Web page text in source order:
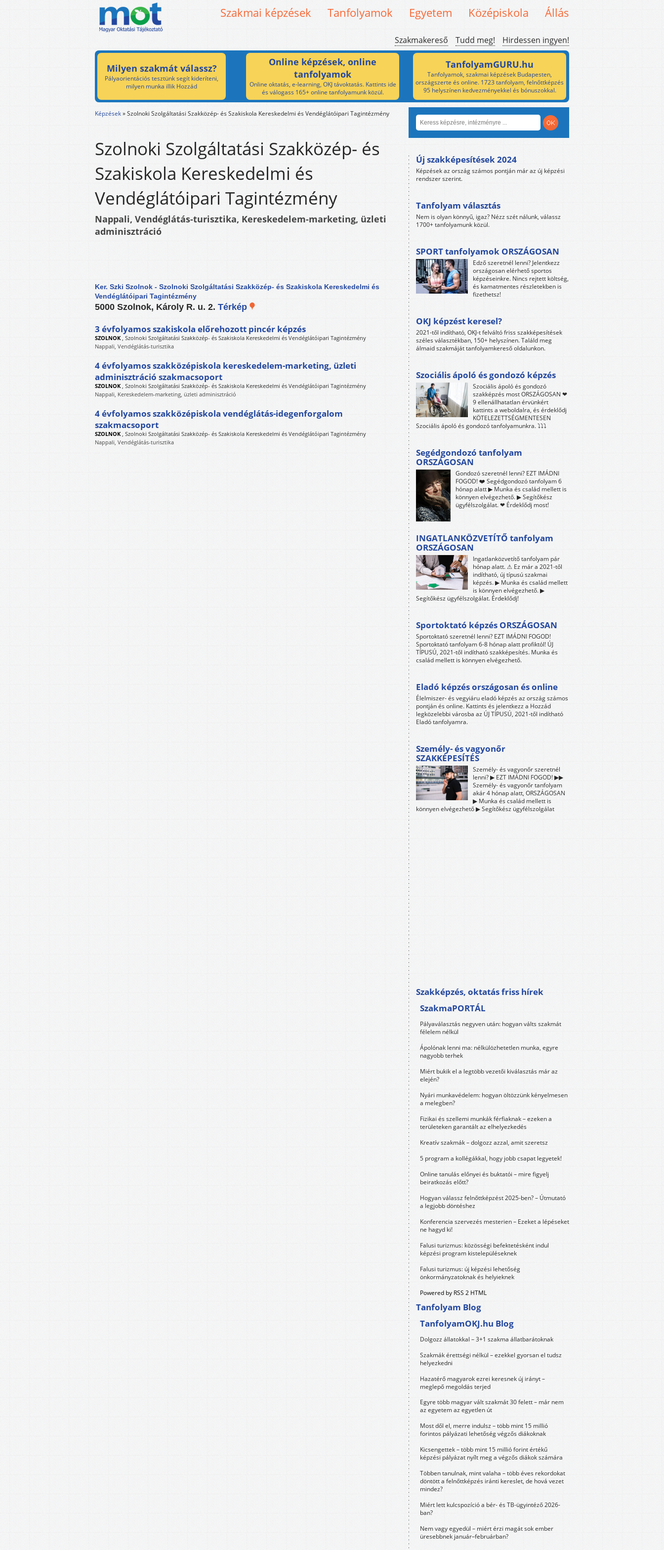
Szakmai képzések Tanfolyamok Egyetem Középiskola Állás
Szakmakereső Tudd meg! Hirdessen ingyen!
Milyen szakmát válassz?
Pályaorientációs tesztünk segít kideríteni,
milyen munka illik Hozzád
Online képzések, online
tanfolyamok
Online oktatás, e-learning, OKJ távoktatás. Kattints ide
és válogass 165+ online tanfolyamunk közül.
TanfolyamGURU.hu
Tanfolyamok, szakmai képzések Budapesten,
országszerte és online. 1723 tanfolyam, felnőttképzés
95 helyszínen kedvezményekkel és bónuszokkal.
Képzések»Szolnoki Szolgáltatási Szakközép- és Szakiskola Kereskedelmi és Vendéglátóipari Tagintézmény
Szolnoki Szolgáltatási Szakközép- és
Szakiskola Kereskedelmi és
Vendéglátóipari Tagintézmény
Nappali, Vendéglátás-turisztika, Kereskedelem-marketing, üzleti
adminisztráció
Ker. Szki Szolnok - Szolnoki Szolgáltatási Szakközép- és Szakiskola Kereskedelmi és
Vendéglátóipari Tagintézmény
5000 Szolnok, Károly R. u. 2. Térkép
3 évfolyamos szakiskola előrehozott pincér képzés
SZOLNOK Szolnoki Szolgáltatási Szakközép- és Szakiskola Kereskedelmi és Vendéglátóipari Tagintézmény
Nappali, Vendéglátás-turisztika
4 évfolyamos szakközépiskola kereskedelem-marketing, üzleti
adminisztráció szakmacsoport
SZOLNOK Szolnoki Szolgáltatási Szakközép- és Szakiskola Kereskedelmi és Vendéglátóipari Tagintézmény
Nappali, Kereskedelem-marketing, üzleti adminisztráció
4 évfolyamos szakközépiskola vendéglátás-idegenforgalom
szakmacsoport
SZOLNOK Szolnoki Szolgáltatási Szakközép- és Szakiskola Kereskedelmi és Vendéglátóipari Tagintézmény
Nappali, Vendéglátás-turisztika
Új szakképesítések 2024
Képzések az ország számos pontján már az új képzési
rendszer szerint.
Tanfolyam választás
Nem is olyan könnyű, igaz? Nézz szét nálunk, válassz
1700+ tanfolyamunk közül.
SPORT tanfolyamok ORSZÁGOSAN
Edző szeretnél lenni? Jelentkezz
országosan elérhető sportos
képzéseinkre. Nincs rejtett költség,
és kamatmentes részletekben is
fizethetsz!
OKJ képzést keresel?
2021-től indítható, OKJ-t felváltó friss szakképesítések
széles választékban, 150+ helyszínen. Találd meg
álmaid szakmáját tanfolyamkereső oldalunkon.
Szociális ápoló és gondozó képzés
Szociális ápoló és gondozó
szakképzés most ORSZÁGOSAN ❤
9 ellenállhatatlan érvünkért
kattints a weboldalra, és érdeklődj
KÖTELEZETTSÉGMENTESEN
Szociális ápoló és gondozó tanfolyamunkra. ⤵⤵⤵
Segédgondozó tanfolyam
ORSZÁGOSAN
Gondozó szeretnél lenni? EZT IMÁDNI
FOGOD! ❤️ Segédgondozó tanfolyam 6
hónap alatt ▶ Munka és család mellett is
könnyen elvégezhető. ▶ Segítőkész
ügyfélszolgálat. ❤ Érdeklődj most!
INGATLANKÖZVETÍTŐ tanfolyam
ORSZÁGOSAN
Ingatlanközvetítő tanfolyam pár
hónap alatt. ⚠ Ez már a 2021-től
indítható, új típusú szakmai
képzés. ▶ Munka és család mellett
is könnyen elvégezhető. ▶
Segítőkész ügyfélszolgálat. Érdeklődj!
Sportoktató képzés ORSZÁGOSAN
Sportoktató szeretnél lenni? EZT IMÁDNI FOGOD!
Sportoktató tanfolyam 6-8 hónap alatt profiktól! ÚJ
TÍPUSÚ, 2021-től indítható szakképesítés. Munka és
család mellett is könnyen elvégezhető.
Eladó képzés országosan és online
Élelmiszer- és vegyiáru eladó képzés az ország számos
pontján és online. Kattints és jelentkezz a Hozzád
legközelebbi városba az ÚJ TÍPUSÚ, 2021-től indítható
Eladó tanfolyamra.
Személy- és vagyonőr
SZAKKÉPESÍTÉS
Személy- és vagyonőr szeretnél
lenni? ▶ EZT IMÁDNI FOGOD! ▶▶
Személy- és vagyonőr tanfolyam
akár 4 hónap alatt, ORSZÁGOSAN
▶ Munka és család mellett is
könnyen elvégezhető ▶ Segítőkész ügyfélszolgálat
Szakképzés, oktatás friss hírek
SzakmaPORTÁL
Pályaválasztás negyven után: hogyan válts szakmát
félelem nélkül
Ápolónak lenni ma: nélkülözhetetlen munka, egyre
nagyobb terhek
Miért bukik el a legtöbb vezetői kiválasztás már az
elején?
Nyári munkavédelem: hogyan öltözzünk kényelmesen
a melegben?
Fizikai és szellemi munkák férfiaknak – ezeken a
területeken garantált az elhelyezkedés
Kreatív szakmák – dolgozz azzal, amit szeretsz
5 program a kollégákkal, hogy jobb csapat legyetek!
Online tanulás előnyei és buktatói – mire figyelj
beiratkozás előtt?
Hogyan válassz felnőttképzést 2025-ben? – Útmutató
a legjobb döntéshez
Konferencia szervezés mesterien – Ezeket a lépéseket
ne hagyd ki!
Falusi turizmus: közösségi befektetésként indul
képzési program kistelepüléseknek
Falusi turizmus: új képzési lehetőség
önkormányzatoknak és helyieknek
Powered by RSS 2 HTML
Tanfolyam Blog
TanfolyamOKJ.hu Blog
Dolgozz állatokkal – 3+1 szakma állatbarátoknak
Szakmák érettségi nélkül – ezekkel gyorsan el tudsz
helyezkedni
Hazatérő magyarok ezrei keresnek új irányt –
meglepő megoldás terjed
Egyre több magyar vált szakmát 30 felett – már nem
az egyetem az egyetlen út
Most dől el, merre indulsz – több mint 15 millió
forintos pályázati lehetőség végzős diákoknak
Kicsengettek – több mint 15 millió forint értékű
képzési pályázat nyílt meg a végzős diákok számára
Többen tanulnak, mint valaha – több éves rekordokat
döntött a felnőttképzés iránti kereslet, de hová vezet
mindez?
Miért lett kulcspozíció a bér- és TB-ügyintéző 2026-
ban?
Nem vagy egyedül – miért érzi magát sok ember
üresebbnek január–februárban?